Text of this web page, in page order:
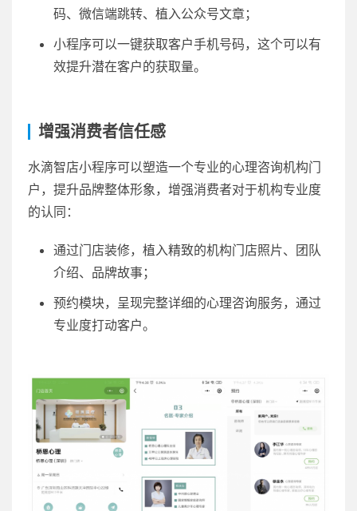
码、微信端跳转、植入公众号文章；
小程序可以一键获取客户手机号码，这个可以有
效提升潜在客户的获取量。
增强消费者信任感
水滴智店小程序可以塑造一个专业的心理咨询机构门
户，提升品牌整体形象，增强消费者对于机构专业度
的认同：
通过门店装修，植入精致的机构门店照片、团队
介绍、品牌故事；
预约模块，呈现完整详细的心理咨询服务，通过
专业度打动客户。